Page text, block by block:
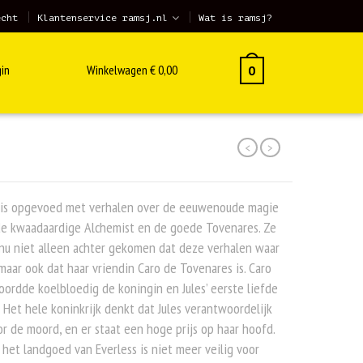
Klantenservice ramsj.nl Wat is ramsj?
Winkelwagen €0,00 0
< >
opgevoed met verhalen over de eeuwenoude magie
kwaadaardige Alchemist en de goede Tovenares. Ze
niet alleen achter gekomen dat deze verhalen waar
ook dat haar vriendin Caro de Tovenares is. Caro
koelbloedig de koningin en Jules’ eerste liefde
Het hele koninkrijk denkt dat Jules verantwoordelijk
de moord, en er staat een hoge prijs op haar hoofd.
landgoed van Everless is niet meer veilig voor